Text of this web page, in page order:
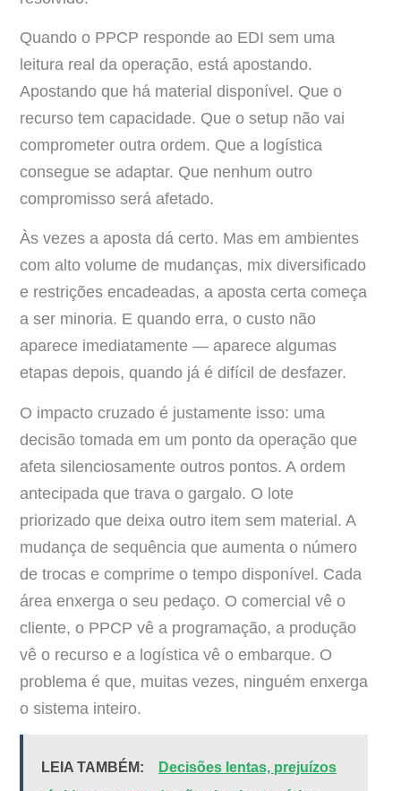
Quando o PPCP responde ao EDI sem uma
leitura real da operação, está apostando.
Apostando que há material disponível. Que o
recurso tem capacidade. Que o setup não vai
comprometer outra ordem. Que a logística
consegue se adaptar. Que nenhum outro
compromisso será afetado.
Às vezes a aposta dá certo. Mas em ambientes
com alto volume de mudanças, mix diversificado
e restrições encadeadas, a aposta certa começa
a ser minoria. E quando erra, o custo não
aparece imediatamente — aparece algumas
etapas depois, quando já é difícil de desfazer.
O impacto cruzado é justamente isso: uma
decisão tomada em um ponto da operação que
afeta silenciosamente outros pontos. A ordem
antecipada que trava o gargalo. O lote
priorizado que deixa outro item sem material. A
mudança de sequência que aumenta o número
de trocas e comprime o tempo disponível. Cada
área enxerga o seu pedaço. O comercial vê o
cliente, o PPCP vê a programação, a produção
vê o recurso e a logística vê o embarque. O
problema é que, muitas vezes, ninguém enxerga
o sistema inteiro.
LEIA TAMBÉM:
Decisões lentas, prejuízos